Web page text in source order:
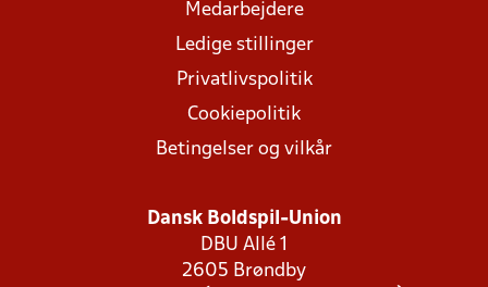
Medarbejdere
Ledige stillinger
Privatlivspolitik
Cookiepolitik
Betingelser og vilkår
Dansk Boldspil-Union
DBU Allé 1
2605 Brøndby